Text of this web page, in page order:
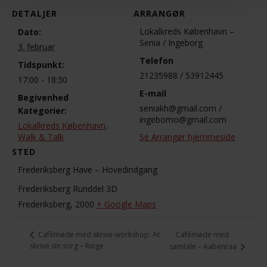
DETALJER
Dato:
3. februar
Tidspunkt:
17:00 - 18:30
Begivenhed
Kategorier:
Lokalkreds København,
Walk & Talk
STED
Frederiksberg Have – Hovedindgang
Frederiksberg Runddel 3D
Frederiksberg, 2000 + Google Maps
ARRANGØR
Lokalkreds København –
Senia / Ingeborg
Telefon
21235988 / 53912445
E-mail
seniakh@gmail.com /
ingebomo@gmail.com
Se Arrangør hjemmeside
Cafémøde med skrive-workshop: At
skrive sin sorg – Ringe
Cafémøde med
samtale – Aabenraa